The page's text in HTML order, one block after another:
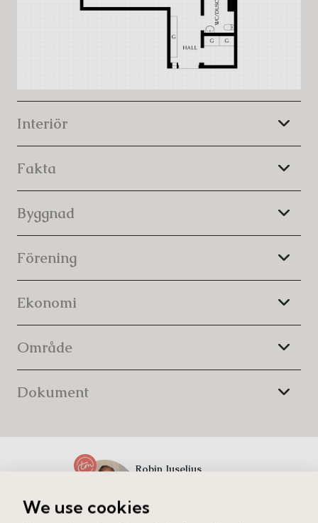
samt målade väggar som tillsammans skapar en varm
Här bor du i ett attraktivt läge på Eskadervägen i en
populär och välskött förening, med närhet till
20 minuter via Roslagsbanan. Dessutom finns närhet
till Stora Värtan, grönområden, service och allt du kan
tänkas behöva i vardagen.
Ett perfekt förstaboende eller
visning!
Interiör
Fakta
Byggnad
Förening
Ekonomi
Område
Dokument
Robin Juselius
Ring
We use cookies